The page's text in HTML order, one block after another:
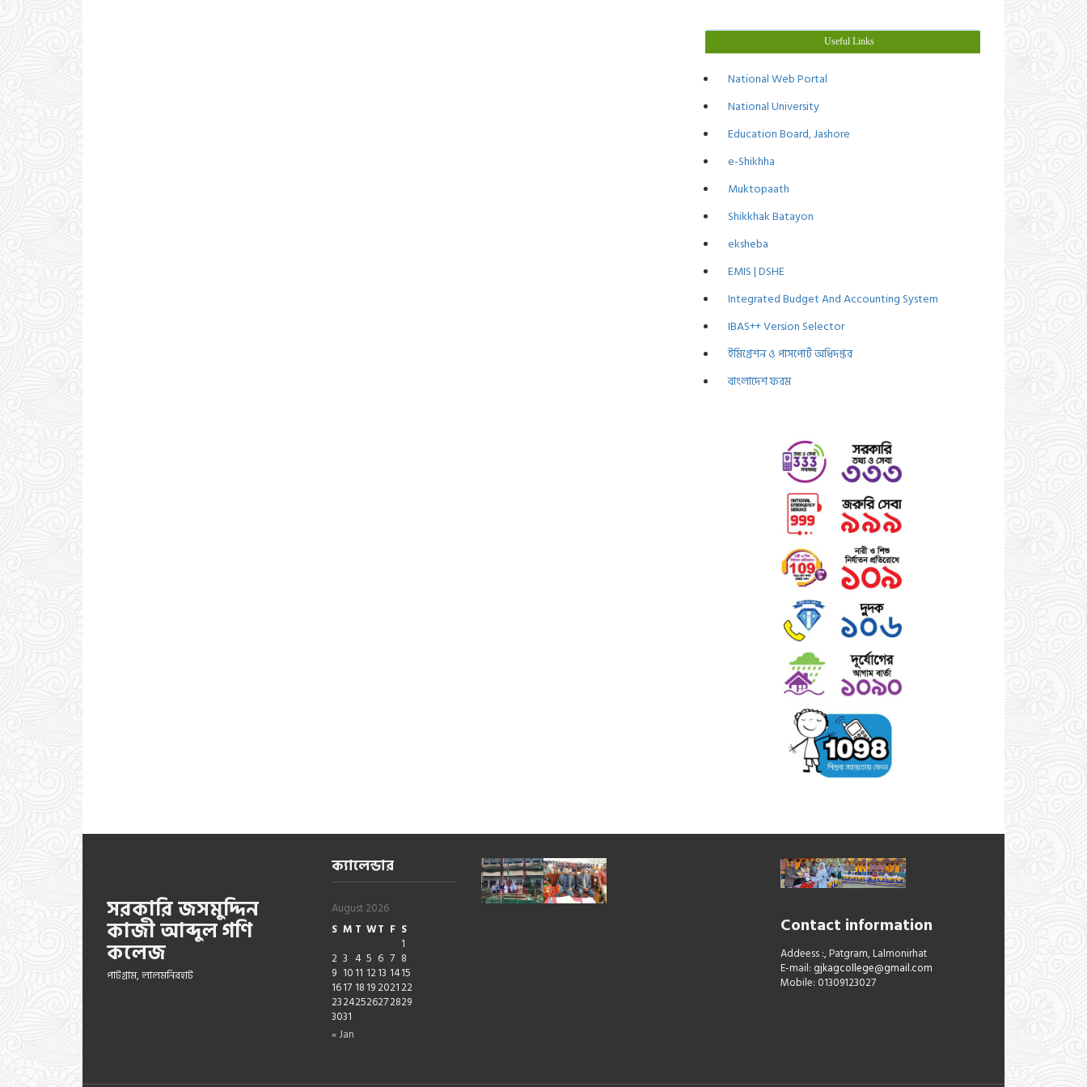
Useful Links
National Web Portal
National University
Education Board, Jashore
e-Shikhha
Muktopaath
Shikkhak Batayon
eksheba
EMIS | DSHE
Integrated Budget And Accounting System
IBAS++ Version Selector
ইমিগ্রেশন ও পাসপোর্ট অধিদপ্তর
বাংলাদেশ ফরম
সরকারি জসমুদ্দিন
কাজী আব্দুল গণি
কলেজ
পাটগ্রাম, লালমনিরহাট
ক্যালেন্ডার
August 2026
S M T WT F S
1
2 3 4 5 6 7 8
9 1011 1213 1415
1617 1819 202122
23242526272829
3031
« Jan
Contact information
Addeess :, Patgram, Lalmonirhat
E-mail: gjkagcollege@gmail.com
Mobile: 01309123027